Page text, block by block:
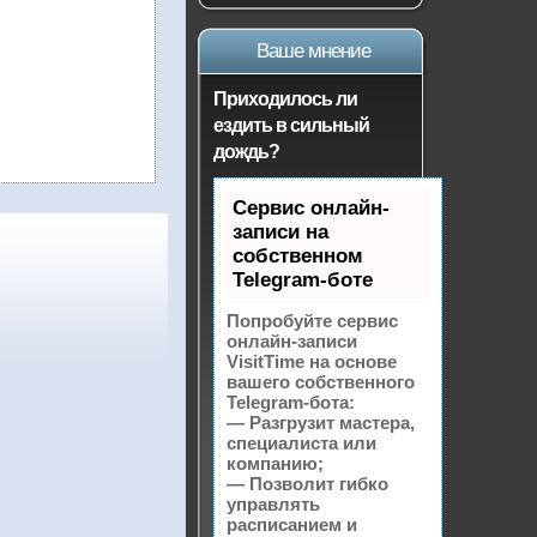
Ваше мнение
Приходилось ли
ездить в сильный
дождь?
Сервис онлайн-
записи на
собственном
Telegram-боте
Попробуйте сервис
онлайн-записи
VisitTime на основе
вашего собственного
Telegram-бота:
— Разгрузит мастера,
специалиста или
компанию;
— Позволит гибко
управлять
расписанием и